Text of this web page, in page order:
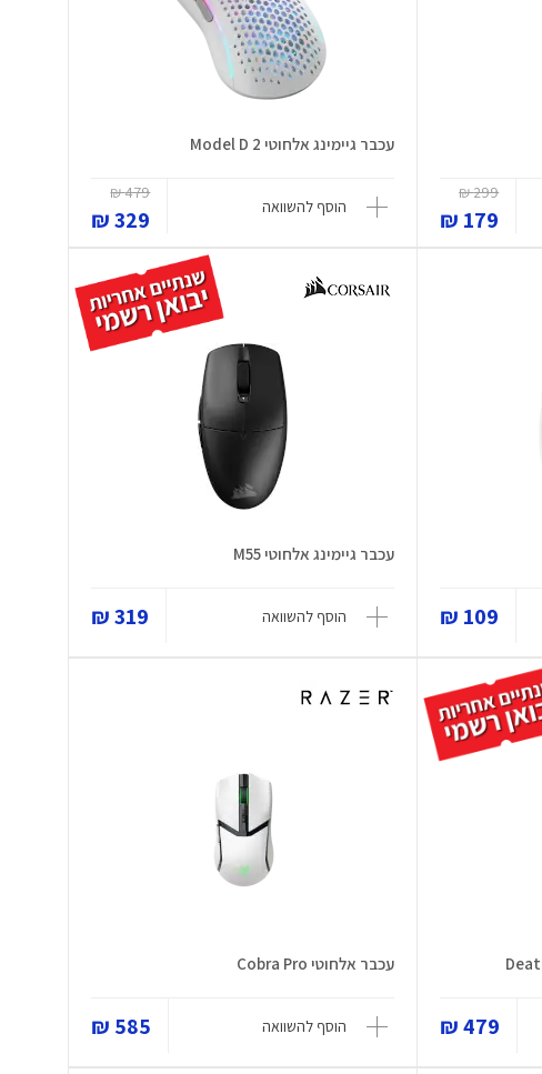
299 ₪
179 ₪
עכבר גיימינג אלחוטי Model D 2
הוסף להשוואה
479 ₪
329 ₪
109 ₪
עכבר גיימינג אלחוטי M55
הוסף להשוואה 319 ₪
479 ₪
עכבר אלחוטי Cobra Pro
הוסף להשוואה 585 ₪